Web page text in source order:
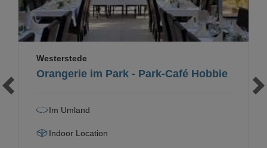
Orangerie im Park - Park-Café Hobbie
Westerstede
Im Umland
Indoor Location